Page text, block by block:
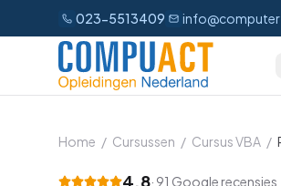
023-5513409
Home / Cursussen / Cursus VBA /
4.8· 91 Google recensies